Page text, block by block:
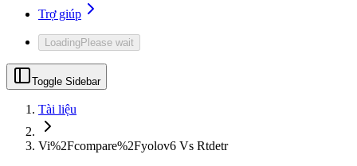
Trợ giúp
LoadingPlease wait
Toggle Sidebar
Tài liệu
Vi%2Fcompare%2Fyolov6 Vs Rtdetr